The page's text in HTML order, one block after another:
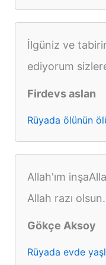
İlgüniz ve
ediyorum
Firdevs aslan
Rüyada ölünün
Allah'ım
Allah razı
Gökçe Aksoy
Rüyada evde